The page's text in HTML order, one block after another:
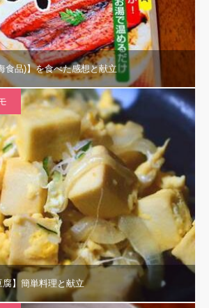
食品)】を食べた感想と献立
腐】簡単料理と献立